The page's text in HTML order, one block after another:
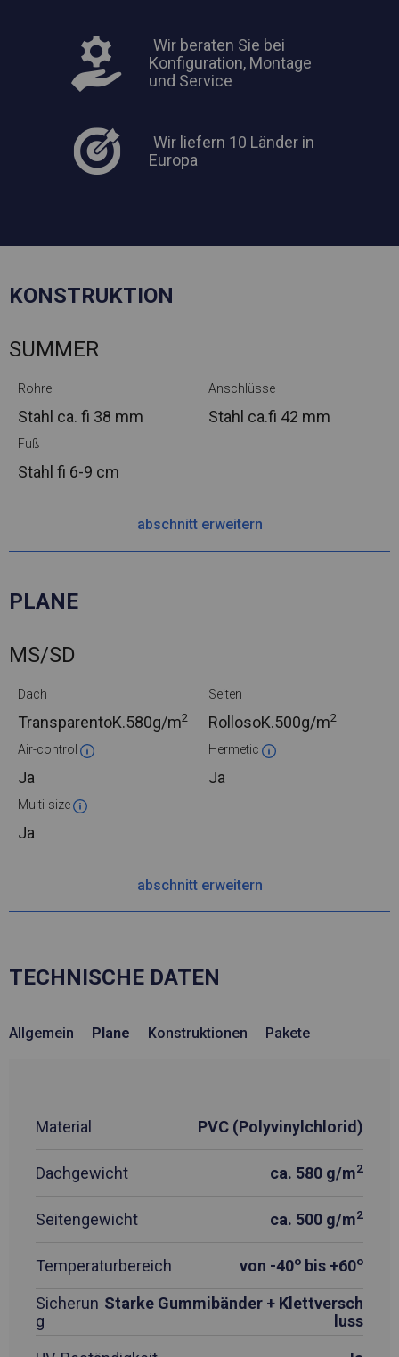
Wir beraten Sie bei
Konfiguration, Montage
und Service
Wir liefern 10 Länder in
Europa
KONSTRUKTION
SUMMER
Rohre
Stahl ca. fi 38 mm
Anschlüsse
Stahl ca.fi 42 mm
Fuß
Stahl fi 6-9 cm
abschnitt erweitern
PLANE
MS/SD
Dach
TransparentoK.580g/m2
Seiten
RollosoK.500g/m2
Air-control
Ja
Hermetic
Ja
Multi-size
Ja
abschnitt erweitern
TECHNISCHE DATEN
Allgemein Plane Konstruktionen Pakete
Material PVC (Polyvinylchlorid)
Dachgewicht ca. 580 g/m2
Seitengewicht ca. 500 g/m2
Temperaturbereich von -40o bis +60o
Sicherun
g
Starke Gummibänder + Klettversch
luss